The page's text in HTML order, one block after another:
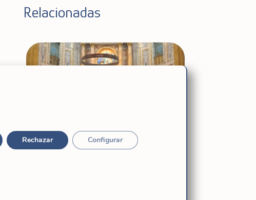
Relacionadas
Rechazar Configurar